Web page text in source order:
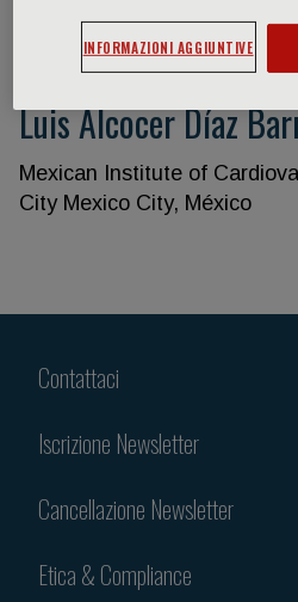
Luis Alcocer Díaz
Mexican Institute of
City Mexico City, México
Contattaci
Iscrizione Newsletter
Cancellazione Newsletter
Etica & Compliance
INFORMAZIONI AGGIUNTIVE